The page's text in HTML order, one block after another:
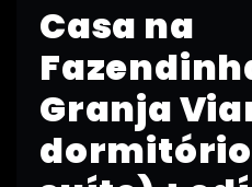
Casa na
Granja